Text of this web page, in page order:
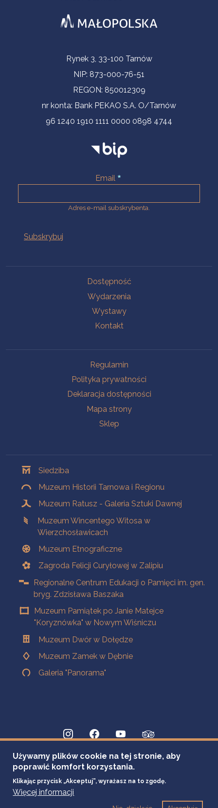
Informacje kontaktoweRynek 3, 33-100 Tarnów
NIP: 873-000-76-51
REGON: 850012309
nr konta: Bank PEKAO S.A. O/Tarnów
96 1240 1910 1111 0000 0898 4744
Email
Adres e-mail subskrybenta.
Dostępność
Wydarzenia
Wystawy
Kontakt
Regulamin
Polityka prywatności
Deklaracja dostępności
Mapa strony
Sklep
Siedziba
Muzeum Historii Tarnowa i Regionu
Muzeum Ratusz - Galeria Sztuki Dawnej
Muzeum Wincentego Witosa w
Wierzchosławicach
Muzeum Etnograficzne
Zagroda Felicji Curyłowej w Zalipiu
Regionalne Centrum Edukacji o Pamięci im. gen.
bryg. Zdzisława Baszaka
Muzeum Pamiątek po Janie Matejce
"Koryznówka" w Nowym Wiśniczu
Muzeum Dwór w Dołędze
Muzeum Zamek w Dębnie
Galeria "Panorama"
Używamy plików cookie na tej stronie, aby
poprawić komfort korzystania.
Klikając przycisk „Akceptuj”, wyrażasz na to zgodę.
Więcej informacji